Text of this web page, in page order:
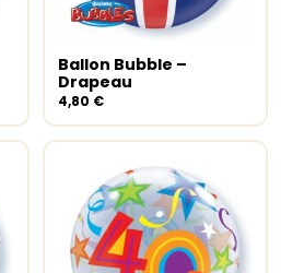
Ajouter au panier
Ballon Bubble –
Drapeau
4,80 €